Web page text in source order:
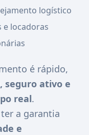
logístico
locadoras
é rápido,
seguro ativo e
real.
a garantia
e